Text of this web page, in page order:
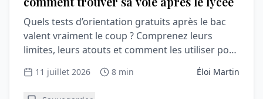
Quels tests d’orientation gratuits après le bac
valent vraiment le coup ? Comprenez leurs
limites, leurs atouts et comment les utiliser pour
11 juillet 2026 8 min Éloi Martin